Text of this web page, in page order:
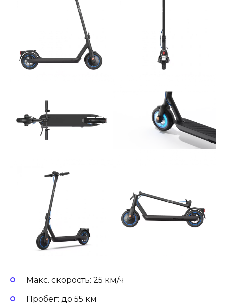
Макс. скорость: 25 км/ч
Пробег: до 55 км